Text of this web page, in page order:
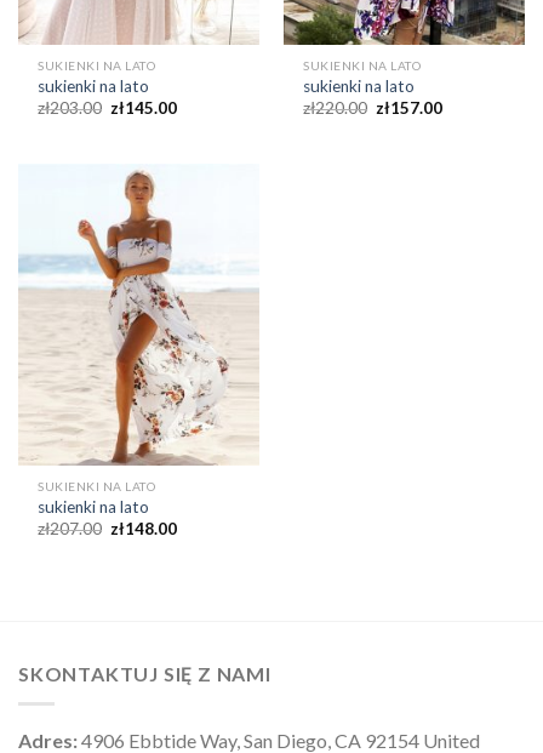
SUKIENKI NA LATO
sukienki na lato
zł203.00 zł145.00
SUKIENKI NA LATO
sukienki na lato
zł220.00 zł157.00
SUKIENKI NA LATO
sukienki na lato
zł207.00 zł148.00
SKONTAKTUJ SIĘ Z NAMI
Adres:4906 Ebbtide Way, San Diego, CA 92154 United